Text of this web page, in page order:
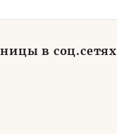
в соц.сетях